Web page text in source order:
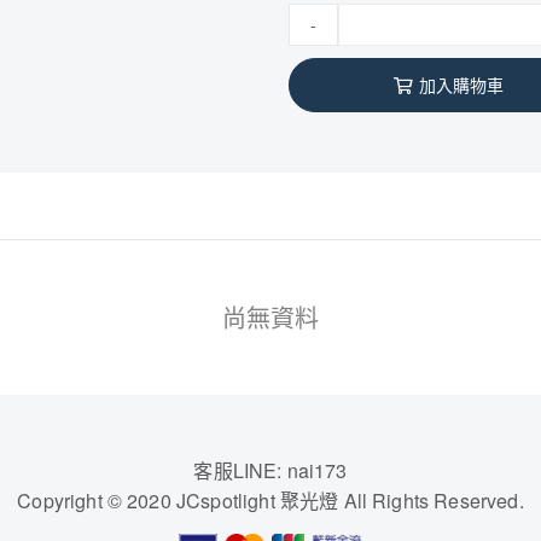
-
加入購物車
尚無資料
客服LINE: nai173
Copyright © 2020 JCspotlight 聚光燈 All Rights Reserved.